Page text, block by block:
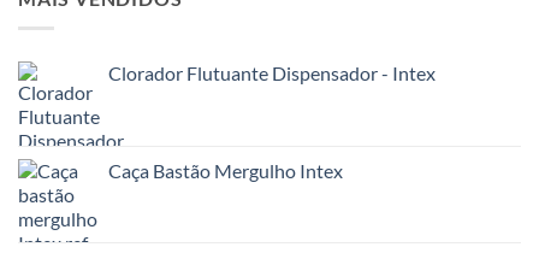
Clorador Flutuante Dispensador - Intex
Caça Bastão Mergulho Intex